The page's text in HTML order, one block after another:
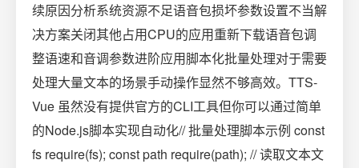
续原因分析系统资源不足语音包损坏参数设置不当解
决方案关闭其他占用CPU的应用重新下载语音包调
整语速和音调参数进阶应用脚本化批量处理对于需要
处理大量文本的场景手动操作显然不够高效。TTS-
Vue 虽然没有提供官方的CLI工具但你可以通过简单
的Node.js脚本实现自动化// 批量处理脚本示例 const
fs require(fs); const path require(path); // 读取文本文